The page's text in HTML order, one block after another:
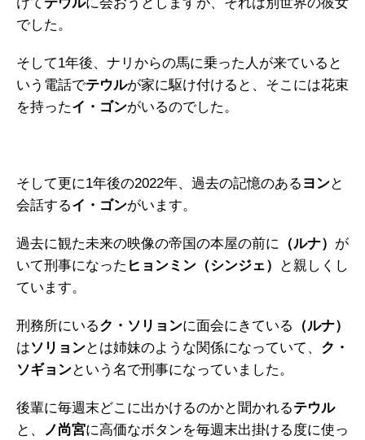
でした。
そして1年後、ナリからの馬に乗った人が来ていると
いう電話でテウルが家に駆け付けると、そこには花束
を持ったイ・ゴンがいるのでした。
そして更に1年後の2022年、過去の記憶のある ヨンと
会話するイ・ゴンがいます。
過去に観た未来の映像の帝国の本屋の前に （ルナ） が
いて刑事になった ヒョンミン（シンジェ）
と親しくし
ています。
刑務所にいるク・ソリョンに面会にきている
（ルナ）
はソリョンとは姉妹のような関係になっていて、 ク・
ソギョンという名で刑事になっていました。
後輩に毎週末どこに出かけるのかと聞かれるテウル
と、
ノ尚宮に高価なボタンを毎週末出掛ける度に使っ